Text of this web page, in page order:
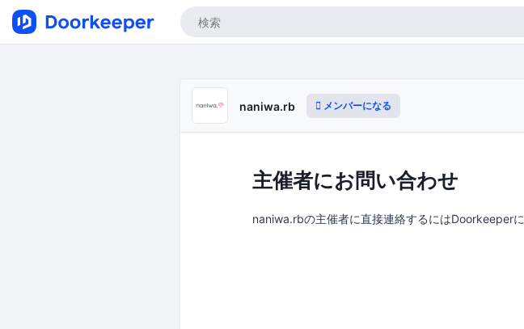
naniwa.rb メンバーになる
主催者にお問い合わせ
naniwa.rbの主催者に直接連絡するにはDoorkeeperに